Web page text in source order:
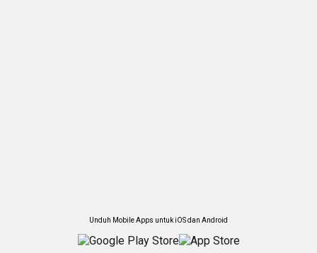
Unduh Mobile Apps untuk iOS dan Android